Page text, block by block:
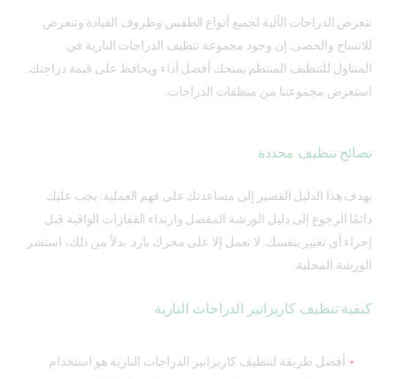
تتعرض الدراجات الآلية لجميع أنواع الطقس وظروف القيادة وتتعرض
للاتساخ والحصى. إن وجود مجموعة تنظيف الدراجات النارية في
المتناول للتنظيف المنتظم يمنحك أفضل أداء ويحافظ على قيمة دراجتك.
استعرض مجموعتنا من منظفات الدراجات.
نصائح تنظيف محددة
يهدف هذا الدليل القصير إلى مساعدتك على فهم العملية. يجب عليك
دائمًا الرجوع إلى دليل الورشة المفصل وارتداء القفازات الواقية قبل
إجراء أي تغيير بنفسك. لا تعمل إلا على محرك بارد. بدلاً من ذلك، استشر
الورشة المحلية.
كيفية تنظيف كاربراتير الدراجات النارية
أفضل طريقة لتنظيف كاربراتير الدراجات النارية هو استخدام